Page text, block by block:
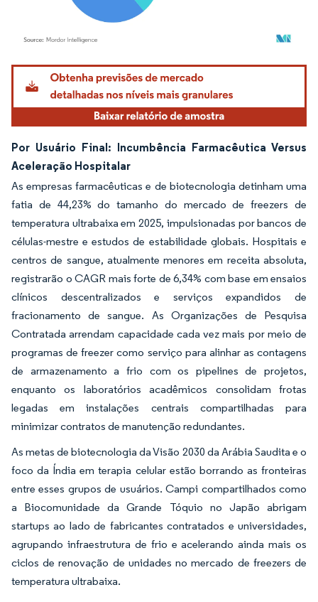
Imagem © Mordor Intelligence. O reuso requer atribuição conforme CC BY 4.0.
Por Usuário Final: Incumbência Farmacêutica Versus
Aceleração Hospitalar
As empresas farmacêuticas e de biotecnologia detinham uma
fatia de 44,23% do tamanho do mercado de freezers de
temperatura ultrabaixa em 2025, impulsionadas por bancos de
células-mestre e estudos de estabilidade globais. Hospitais e
centros de sangue, atualmente menores em receita absoluta,
registrarão o CAGR mais forte de 6,34% com base em ensaios
clínicos descentralizados e serviços expandidos de
fracionamento de sangue. As Organizações de Pesquisa
Contratada arrendam capacidade cada vez mais por meio de
programas de freezer como serviço para alinhar as contagens
de armazenamento a frio com os pipelines de projetos,
enquanto os laboratórios acadêmicos consolidam frotas
legadas em instalações centrais compartilhadas para
minimizar contratos de manutenção redundantes.
As metas de biotecnologia da Visão 2030 da Arábia Saudita e o
foco da Índia em terapia celular estão borrando as fronteiras
entre esses grupos de usuários. Campi compartilhados como
a Biocomunidade da Grande Tóquio no Japão abrigam
startups ao lado de fabricantes contratados e universidades,
agrupando infraestrutura de frio e acelerando ainda mais os
ciclos de renovação de unidades no mercado de freezers de
temperatura ultrabaixa.